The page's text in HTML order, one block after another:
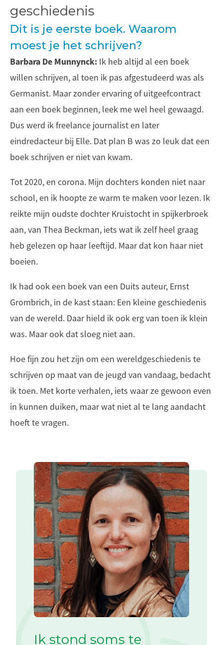
geschiedenis
Dit is je eerste boek. Waarom
moest je het schrijven?
Barbara De Munnynck: Ik heb altijd al een boek
willen schrijven, al toen ik pas afgestudeerd was als
Germanist. Maar zonder ervaring of uitgeefcontract
aan een boek beginnen, leek me wel heel gewaagd.
Dus werd ik freelance journalist en later
eindredacteur bij Elle. Dat plan B was zo leuk dat een
boek schrijven er niet van kwam.
Tot 2020, en corona. Mijn dochters konden niet naar
school, en ik hoopte ze warm te maken voor lezen. Ik
reikte mijn oudste dochter Kruistocht in spijkerbroek
aan, van Thea Beckman, iets wat ik zelf heel graag
heb gelezen op haar leeftijd. Maar dat kon haar niet
boeien.
Ik had ook een boek van een Duits auteur, Ernst
Grombrich, in de kast staan: Een kleine geschiedenis
van de wereld. Daar hield ik ook erg van toen ik klein
was. Maar ook dat sloeg niet aan.
Hoe fijn zou het zijn om een wereldgeschiedenis te
schrijven op maat van de jeugd van vandaag, bedacht
ik toen. Met korte verhalen, iets waar ze gewoon even
in kunnen duiken, maar wat niet al te lang aandacht
hoeft te vragen.
Ik stond soms te